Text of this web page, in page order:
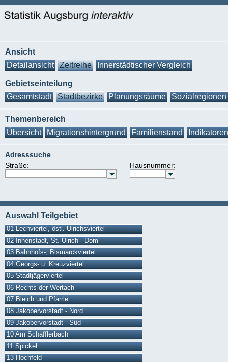
Ansicht
Detailansicht
Zeitreihe Innerstädtischer Vergleich
Gebietseinteilung
Gesamtstadt
Stadtbezirke Planungsräume Sozialregionen
Themenbereich
Übersicht
Migrationshintergrund Familienstand Indikatoren
Adresssuche
Straße:
Hausnummer:
Auswahl Teilgebiet
01 Lechviertel, östl. Ulrichsviertel
02 Innenstadt, St. Ulrich - Dom
03 Bahnhofs-, Bismarckviertel
04 Georgs- u. Kreuzviertel
05 Stadtjägerviertel
06 Rechts der Wertach
07 Bleich und Pfärrle
08 Jakobervorstadt - Nord
09 Jakobervorstadt - Süd
10 Am Schäfflerbach
11 Spickel
13 Hochfeld